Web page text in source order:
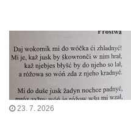
23. 7. 2026